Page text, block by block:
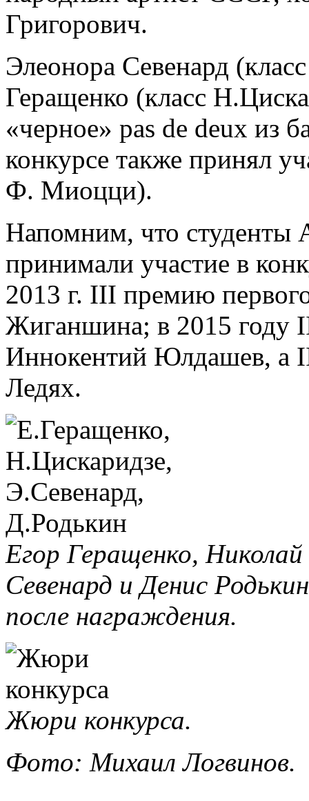
Григорович.
Элеонора Севенард
Геращенко (класс
«черное» pas de deux из
конкурсе также принял
Ф. Миоцци).
Напомним, что студенты
принимали участие в
2013 г. III премию
Жиганшина; в 2015 году
Иннокентий Юлдашев, а
Ледях.
Егор Геращенко,
Севенард и Денис
после награждения.
Жюри конкурса.
Фото: Михаил Логвинов.